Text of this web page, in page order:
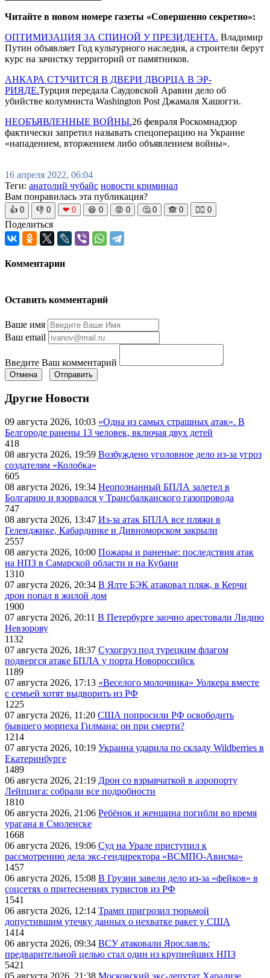
Читайте в новом номере газеты «Совершенно секретно»:
ОПТИМИЗАЦИЯ ЗА СПИНОЙ У ПРЕЗИДЕНТА. Владимир
Путин объявляет Год культурного наследия, а строители берут
курс на зачистку территорий от памятников.
АНКАРА СТУЧИТСЯ В ДВЕРИ ДВОРЦА В ЭР-
РИЯДЕ.Турция передала Саудовской Аравии дело об
убийстве колумниста Washington Post Джамаля Хашогги.
НЕОБЪЯВЛЕННЫЕ ВОЙНЫ.26 февраля Роскомнадзор
фактически запретил называть спецоперацию на Украине
«нападением, вторжением либо объявлением войны».
16 апреля 2022, 06:04
Теги: анатолий чубайс новости криминал
Вам понравилась эта публикация?
👍 0 👎 0 ❤ 0 😆 0 😡 0 🤔 0 🙈 0 🧘‍♀️ 0
Поделиться
Комментарии
Оставить комментарий
Ваше имя
Ваш email
Введите Ваш комментарий
Отмена Отправить
Другие Новости
09 августа 2026, 10:03 «Одна из самых страшных атак». В
Белгороде ранены 13 человек, включая двух детей
418
08 августа 2026, 19:59 Возбуждено уголовное дело из-за угроз
создателям «Колобка»
605
08 августа 2026, 19:34 Неопознанный БПЛА залетел в
Болгарию и взорвался у Трансбалканского газопровода
747
08 августа 2026, 13:47 Из-за атак БПЛА все пляжи в
Геленджике, Кабардинке и Дивноморском закрыли
2557
08 августа 2026, 10:00 Пожары и раненые: последствия атак
на НПЗ в Самарской области и на Кубани
1310
07 августа 2026, 20:34 В Ялте БЭК атаковал пляж, в Керчи
дрон попал в жилой дом
1900
07 августа 2026, 20:11 В Петербурге заочно арестовали Лидию
Невзорову
1132
07 августа 2026, 18:37 Сухогруз под турецким флагом
подвергся атаке БПЛА у порта Новороссийск
1189
07 августа 2026, 17:13 «Веселого молочника» Уолкера вместе
с семьей хотят выдворить из РФ
1225
07 августа 2026, 11:20 США попросили РФ освободить
бывшего морпеха Гилмана: он при смерти?
1214
07 августа 2026, 10:19 Украина ударила по складу Wildberries в
Екатеринбурге
1489
06 августа 2026, 21:19 Дрон со взрывчаткой в аэропорту
Лейпцига: собрали все подробности
1810
06 августа 2026, 21:06 Ребёнок и женщина погибли во время
урагана в Смоленске
1668
06 августа 2026, 19:06 Суд на Урале приступил к
рассмотрению дела экс-гендиректора «ВСМПО-Ависма»
1457
06 августа 2026, 15:08 В Грузии завели дело из-за «фейков» в
соцсетях о притеснениях туристов из РФ
1541
06 августа 2026, 12:14 Трамп пригрозил тюрьмой
допустившим утечку данных о нехватке ракет у США
1414
06 августа 2026, 09:34 ВСУ атаковали Ярославль:
предварительной целью стал один из крупнейших НПЗ
5421
05 августа 2026, 21:38 Московский экс-депутат Харадизе